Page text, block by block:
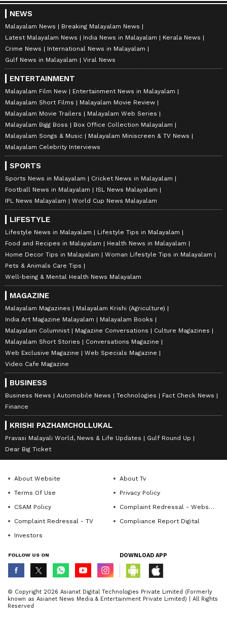
NEWS
Malayalam News
Breaking Malayalam News
Latest Malayalam News
India News in Malayalam
Kerala News
Crime News
International News in Malayalam
Gulf News in Malayalam
Viral News
ENTERTAINMENT
Malayalam Film New
Entertainment News in Malayalam
Malayalam Short Films
Malayalam Movie Review
Malayalam Movie Trailers
Malayalam Web Series
Malayalam Bigg Boss
Box Office Collection Malayalam
Malayalam Songs & Music
Malayalam Miniscreen & TV News
Malayalam Celebrity Interviews
SPORTS
Sports News in Malayalam
Cricket News in Malayalam
Football News in Malayalam
ISL News Malayalam
IPL News Malayalam
World Cup News Malayalam
LIFESTYLE
Lifestyle News in Malayalam
Lifestyle Tips in Malayalam
Food and Recipes in Malayalam
Health News in Malayalam
Home Decor Tips in Malayalam
Woman Lifestyle Tips in Malayalam
Pets & Animals Care Tips
Well-being & Mental Health News Malayalam
MAGAZINE
Malayalam Magazines
Malayalam Krishi (Agriculture)
India Art Magazine Malayalam
Malayalam Books
Malayalam Columnist
Magazine Conversations
Culture Magazines
Malayalam Short Stories
Conversations Magazine
Web Exclusive Magazine
Web Specials Magazine
Video Cafe Magazine
BUSINESS
Business News Automobile News Technologies
Fact Check News
Finance
KRISHI PAZHAMCHOLLUKAL
Pravasi Malayali World, News & Life Updates
Gulf Round Up
Dear Big Ticket
About Website
About Tv
Terms Of Use
Privacy Policy
CSAM Policy
Complaint Redressal - Website
Complaint Redressal - TV
Compliance Report Digital
Investors
FOLLOW US ON DOWNLOAD APP
© Copyright 2026 Asianxt Digital Technologies Private Limited (Formerly
known as Asianet News Media & Entertainment Private Limited) | All Rights
Reserved